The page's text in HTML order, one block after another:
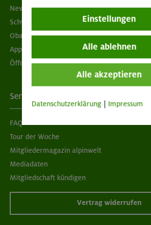
Newsletter
Schwarzes Brett
Obacht geben!
App "Mein DAV+"
Öffnungszeiten
Services
FAQ
Tour der Woche
Mitgliedermagazin alpinwelt
Mediadaten
Mitgliedschaft kündigen
Vertrag widerrufen
Einstellungen
Alle ablehnen
Alle akzeptieren
Datenschutzerklärung Impressum